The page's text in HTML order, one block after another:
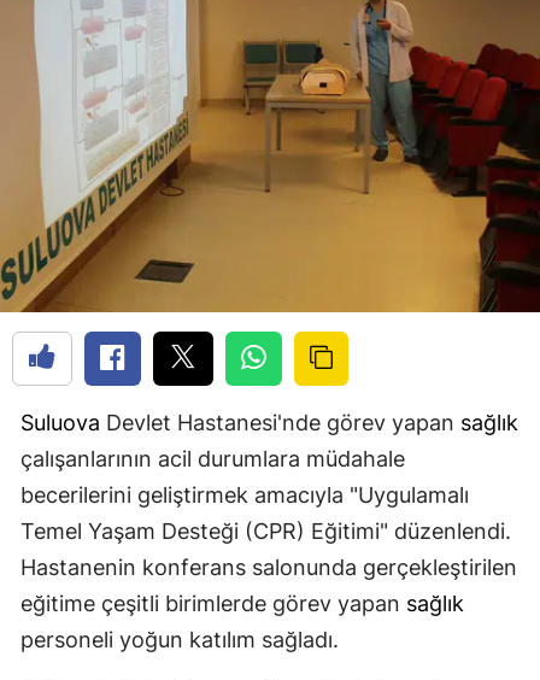
Suluova Devlet Hastanesi'nde görev yapan sağlık
çalışanlarının acil durumlara müdahale
becerilerini geliştirmek amacıyla "Uygulamalı
Temel Yaşam Desteği (CPR) Eğitimi" düzenlendi.
Hastanenin konferans salonunda gerçekleştirilen
eğitime çeşitli birimlerde görev yapan sağlık
personeli yoğun katılım sağladı.